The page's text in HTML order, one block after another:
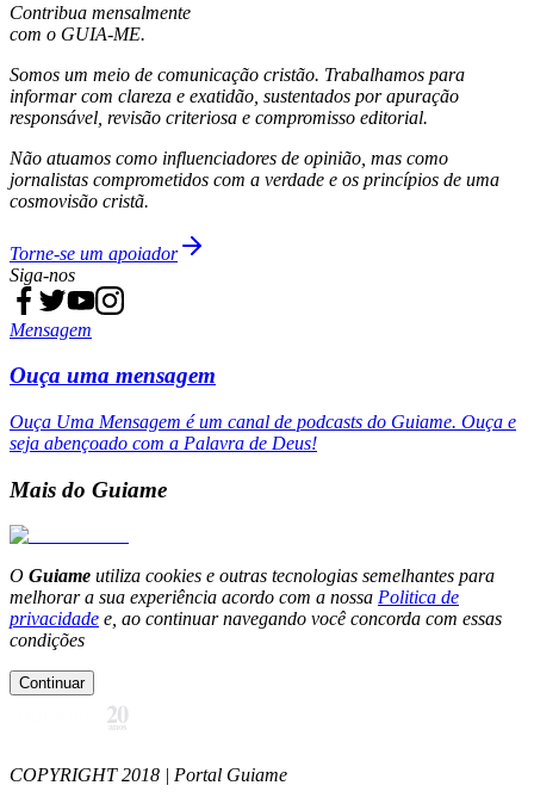
Contribua mensalmente
com o GUIA-ME.
Somos um meio de comunicação cristão. Trabalhamos para
informar com clareza e exatidão, sustentados por apuração
responsável, revisão criteriosa e compromisso editorial.
Não atuamos como influenciadores de opinião, mas como
jornalistas comprometidos com a verdade e os princípios de uma
cosmovisão cristã.
Torne-se um apoiador
Siga-nos
Mensagem
Ouça uma mensagem
Ouça Uma Mensagem é um canal de podcasts do Guiame. Ouça e
seja abençoado com a Palavra de Deus!
Mais do Guiame
O Guiame utiliza cookies e outras tecnologias semelhantes para
melhorar a sua experiência acordo com a nossa Politica de
privacidade e, ao continuar navegando você concorda com essas
condições
Continuar
COPYRIGHT 2018 | Portal Guiame